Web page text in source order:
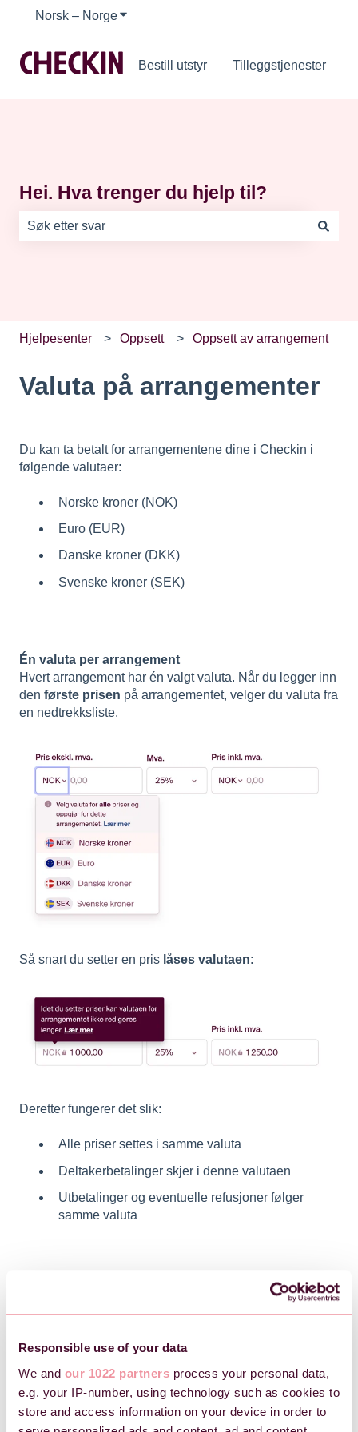
Responsible use of your data
We and our 1022 partners process your personal data,
e.g. your IP-number, using technology such as cookies to
store and access information on your device in order to
Norsk – NorgeVis undermeny for oversettelser
Bestill utstyr Tilleggstjenester
Hei. Hva trenger du hjelp til?
Hjelpesenter Oppsett Oppsett av arrangement
Valuta på arrangementer
Du kan ta betalt for arrangementene dine i Checkin i
følgende valutaer:
Norske kroner (NOK)
Euro (EUR)
Danske kroner (DKK)
Svenske kroner (SEK)
Én valuta per arrangement
Hvert arrangement har én valgt valuta. Når du legger inn
den første prisen på arrangementet, velger du valuta fra
en nedtrekksliste.
Så snart du setter en pris låses valutaen:
Deretter fungerer det slik:
Alle priser settes i samme valuta
Deltakerbetalinger skjer i denne valutaen
Utbetalinger og eventuelle refusjoner følger
samme valuta
Hvis arrangementet ikke er publisert ennå, kan du endre
valutaen på arrangementet: